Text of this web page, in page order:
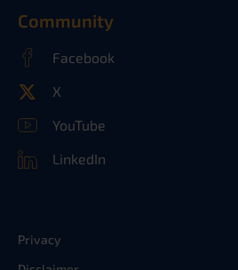
Community
Facebook
X
YouTube
LinkedIn
Privacy